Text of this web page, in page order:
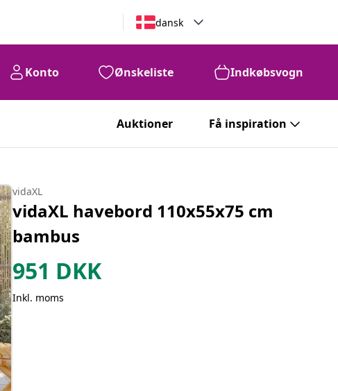
dansk
Konto Ønskeliste Indkøbsvogn
Auktioner Få inspiration
vidaXL
vidaXL havebord 110x55x75 cm
bambus
951 DKK
Inkl. moms